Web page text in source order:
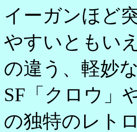
イーガンほど
やすいともい
の違う、軽妙
SF「クロウ」
の独特のレト